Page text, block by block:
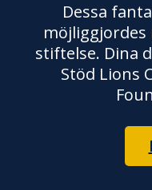
Dessa
möjliggjordes
stiftelse. Dina
Stöd Lions